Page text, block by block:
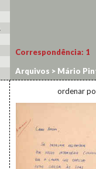
Correspondência: 1
Arquivos > Mário
ordenar